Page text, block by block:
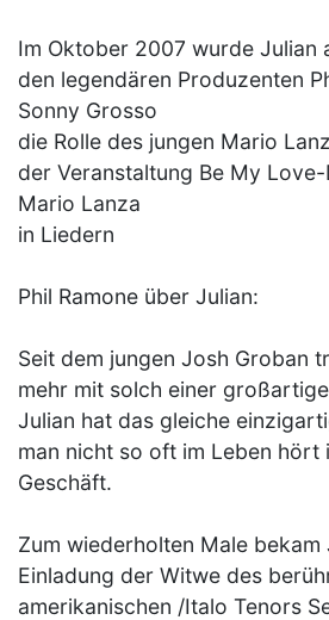
Im Oktober 2007 wurde Julian
den legendären Produzenten
Sonny Grosso
die Rolle des jungen Mario
der Veranstaltung Be My
Mario Lanza
in Liedern
Phil Ramone über Julian:
Seit dem jungen Josh Groban
mehr mit solch einer
Julian hat das gleiche
man nicht so oft im Leben hört
Geschäft.
Zum wiederholten Male bekam
Einladung der Witwe des
amerikanischen /Italo Tenors